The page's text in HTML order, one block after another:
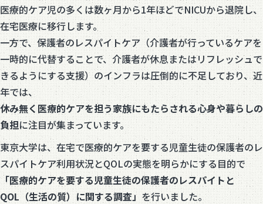
医療的ケア児の多くは数ヶ月から1年ほどでNICUから退院し、
在宅医療に移行します。
一方で、保護者のレスパイトケア（介護者が行っているケアを
一時的に代替することで、介護者が休息またはリフレッシュで
きるようにする支援）のインフラは圧倒的に不足しており、近
年では、
休み無く医療的ケアを担う家族にもたらされる心身や暮らしの
負担に注目が集まっています。
東京大学は、在宅で医療的ケアを要する児童生徒の保護者のレ
スパイトケア利用状況とQOLの実態を明らかにする目的で
「医療的ケアを要する児童生徒の保護者のレスパイトと
QOL（生活の質）に関する調査」 を行いました。